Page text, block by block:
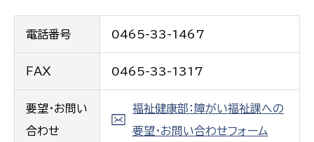
電話番号 0465-33-1467
ＦＡＸ 0465-33-1317
要望・お問い
合わせ
福祉健康部：障がい福祉課への
要望・お問い合わせフォーム